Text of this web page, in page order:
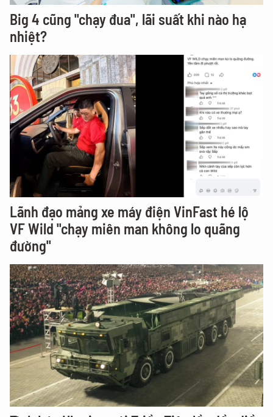
Big 4 cũng "chạy đua", lãi suất khi nào hạ
nhiệt?
Lãnh đạo mảng xe máy điện VinFast hé lộ
VF Wild "chạy miên man không lo quãng
đường"